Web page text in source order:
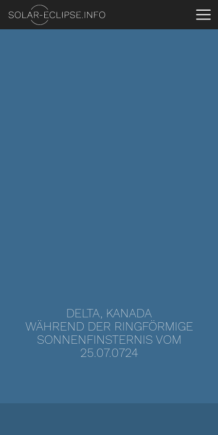
DELTA, KANADA
WÄHREND DER RINGFÖRMIGE
SONNENFINSTERNIS VOM
25.07.0724